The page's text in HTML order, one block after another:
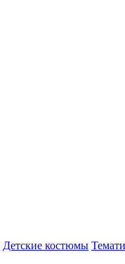
Детские костюмы